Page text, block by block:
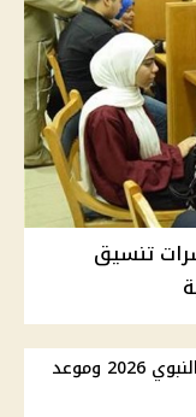
مؤشرات تنسيق
موقف ترحيل إجازة المولد النبوي 2026 وموعد